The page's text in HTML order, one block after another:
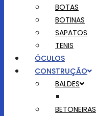
BOTAS
BOTINAS
SAPATOS
TENIS
ÓCULOS
CONSTRUÇÃO
BALDES
BETONEIRAS